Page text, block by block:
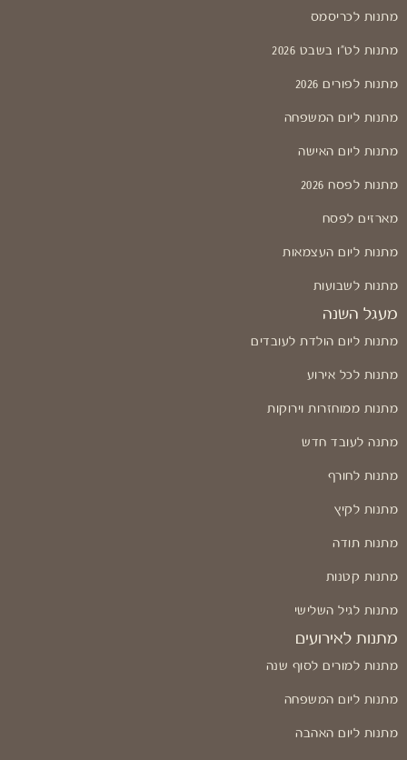
מתנות לכריסמס
מתנות לט"ו בשבט 2026
מתנות לפורים 2026
מתנות ליום המשפחה
מתנות ליום האישה
מתנות לפסח 2026
מארזים לפסח
מתנות ליום העצמאות
מתנות לשבועות
מעגל השנה
מתנות ליום הולדת לעובדים
מתנות לכל אירוע
מתנות ממוחזרות וירוקות
מתנה לעובד חדש
מתנות לחורף
מתנות לקיץ
מתנות תודה
מתנות קטנות
מתנות לגיל השלישי
מתנות לאירועים
מתנות למורים לסוף שנה
מתנות ליום המשפחה
מתנות ליום האהבה